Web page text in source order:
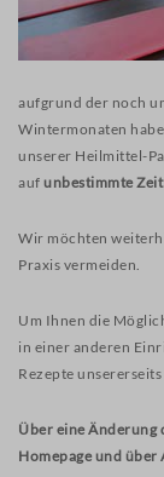
aufgrund der noch
Wintermonaten
unserer Heilmittel-
auf unbestimmte Zeit
Wir möchten
Praxis vermeiden.
Um Ihnen die
in einer anderen
Rezepte
Über eine Änderung
Homepage und